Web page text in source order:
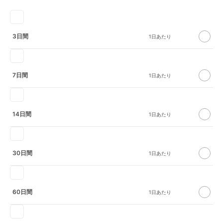
3日間
7日間
14日間
30日間
60日間